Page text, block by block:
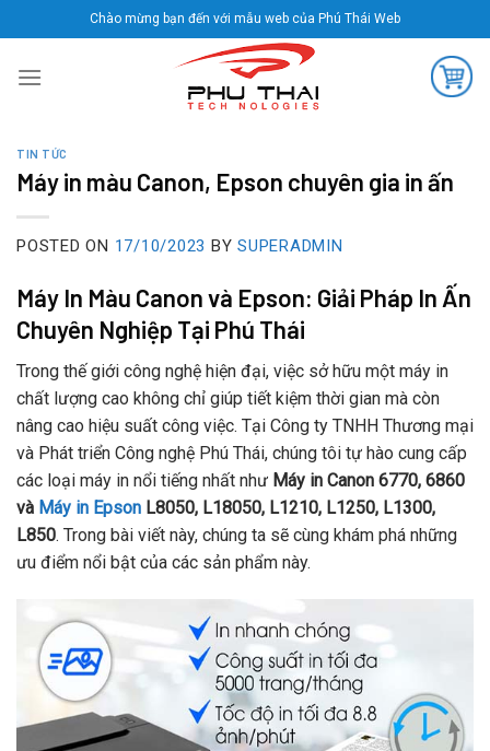
to
content
Chào mừng bạn đến với mẫu web của Phú Thái Web
TIN TỨC
Máy in màu Canon, Epson chuyên gia in ấn
POSTED ON 17/10/2023 BY SUPERADMIN
Máy In Màu Canon và Epson: Giải Pháp In Ấn
Chuyên Nghiệp Tại Phú Thái
Trong thế giới công nghệ hiện đại, việc sở hữu một máy in
chất lượng cao không chỉ giúp tiết kiệm thời gian mà còn
nâng cao hiệu suất công việc. Tại Công ty TNHH Thương mại
và Phát triển Công nghệ Phú Thái, chúng tôi tự hào cung cấp
các loại máy in nổi tiếng nhất như Máy in Canon 6770, 6860
và Máy in Epson L8050, L18050, L1210, L1250, L1300,
L850. Trong bài viết này, chúng ta sẽ cùng khám phá những
ưu điểm nổi bật của các sản phẩm này.